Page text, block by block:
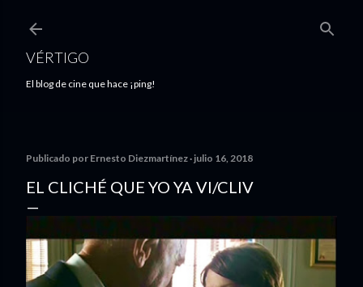
VÉRTIGO
El blog de cine que hace ¡ping!
Publicado por Ernesto Diezmartínez julio 16, 2018
EL CLICHÉ QUE YO YA VI/CLIV